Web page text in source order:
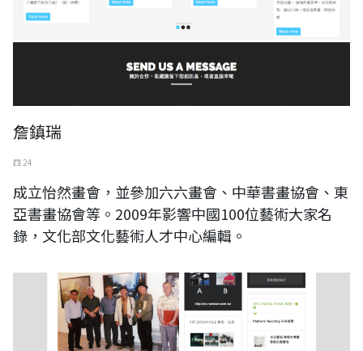
詹鎮瑞
四 24
成立怡然畫會，並參加六六畫會、中華書畫協會、東
亞書畫協會等。2009年影響中國100位藝術大家名
錄，文化部文化藝術人才中心編輯。